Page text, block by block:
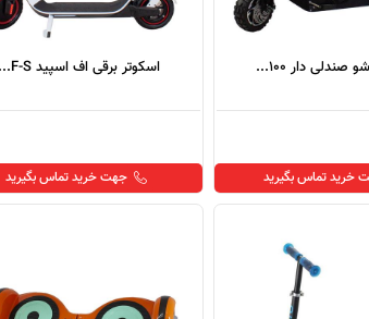
صندلی دار 100...
خرید تماس بگیرید
اسکوتر برقی اف اسپید F-S...
جهت خرید تماس بگیرید